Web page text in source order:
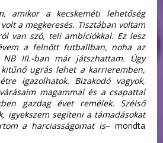
amikor a kecskeméti lehetőség
a megkeresés. Tisztában voltam
van szó, teli ambíciókkal. Ez lesz
a felnőtt futballban, noha az
NB III.-ban már játszhattam. Úgy
ugrás lehet a karrieremben,
igazolhatok. Bizakodó vagyok,
magammal és a csapattal
gazdag évet remélek. Szélső
igyekszem segíteni a támadásokat
a harciasságomat is– mondta